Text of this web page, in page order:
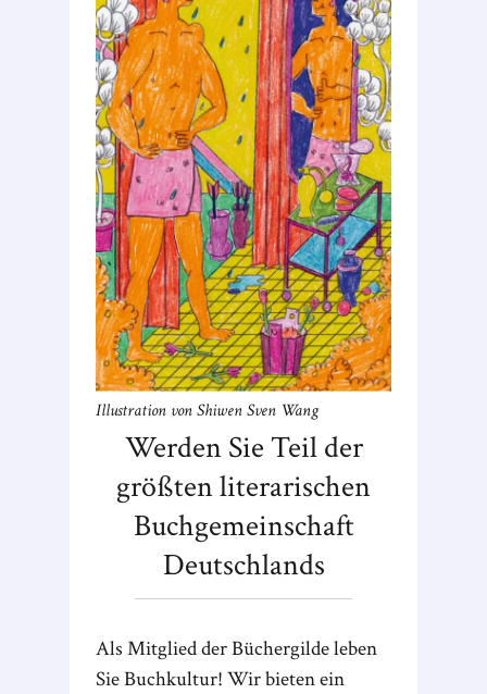
Werden Sie Teil der
größten literarischen
Buchgemeinschaft
Deutschlands
Als Mitglied der Büchergilde leben
Sie Buchkultur! Wir bieten ein
Illustration von Shiwen Sven Wang